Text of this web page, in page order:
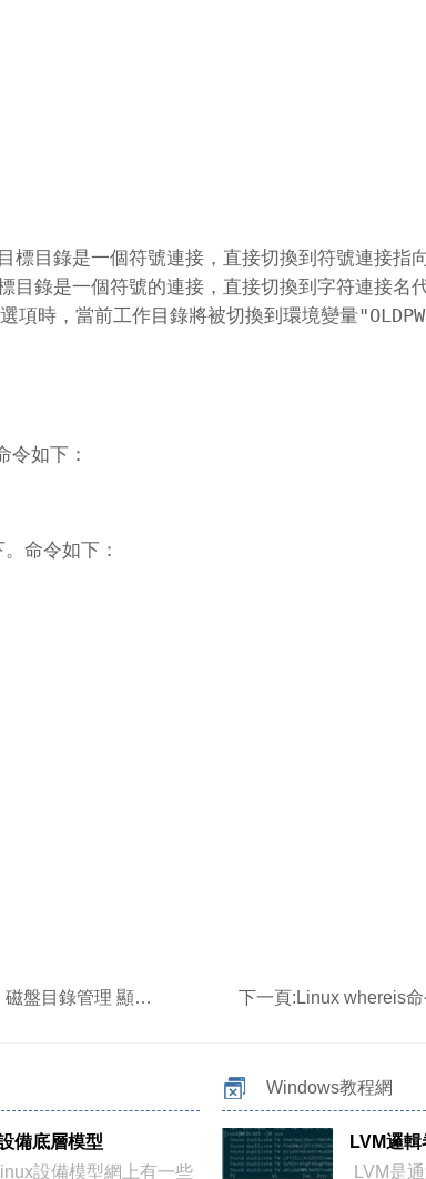
標目錄是一個符號連接，直接切換到符號連接指
目錄是一個符號的連接，直接切換到字符連接名
令如下：
命令如下：
顯示磁盤分區上的可用磁盤空間 下一頁: Linux whereis命令 查找可執行程
Windows教程網
備底層模型
設備模型網上有一些
LVM是